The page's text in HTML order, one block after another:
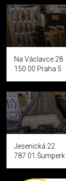
Na Václavce 28
150 00 Praha 5
Jesenická 22
787 01 Šumperk